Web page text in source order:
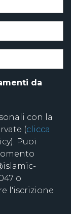
da
con la
(clicca
Puoi
o
l'iscrizione